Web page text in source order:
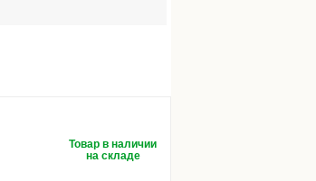
Товар в наличии
на складе